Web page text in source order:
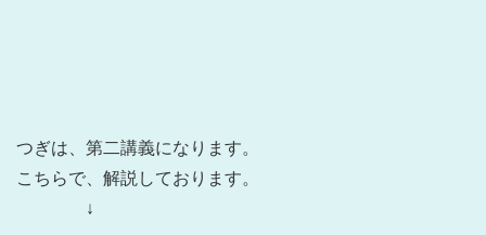
つぎは、第二講義になります。
こちらで、解説しております。
↓